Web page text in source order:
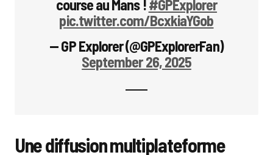
course au Mans !#GPExplorer
pic.twitter.com/BcxkiaYGob
— GP Explorer (@GPExplorerFan)
September 26, 2025
Une diffusion multiplateforme